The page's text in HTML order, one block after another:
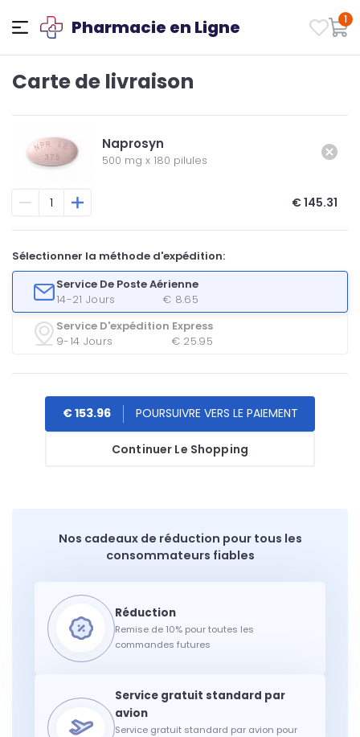
Pharmacie en Ligne 1
Carte de livraison
Naprosyn
500 mg x 180 pilules
€ 145.31
Sélectionner la méthode d'expédition:
Service De Poste Aérienne
14-21 Jours
€ 8.65
Service D'expédition Express
9-14 Jours
€ 25.95
Continuer Le Shopping
€ 153.96
Nos cadeaux de réduction pour tous les
consommateurs fiables
Remise de 10% pour toutes les
commandes futures
Service gratuit standard par avion pour